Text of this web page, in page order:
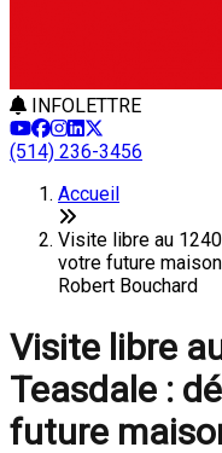
INFOLETTRE
(514) 236-3456
Accueil
Visite libre au
votre future
Robert Bouchard
Visite libre
Teasdale :
future